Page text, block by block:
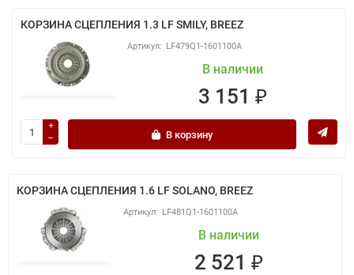
КОРЗИНА СЦЕПЛЕНИЯ 1.3 LF SMILY, BREEZ
LF479Q1-1601100A
В наличии
3 151 ₽
В корзину
КОРЗИНА СЦЕПЛЕНИЯ 1.6 LF SOLANO, BREEZ
LF481Q1-1601100A
В наличии
2 521 ₽